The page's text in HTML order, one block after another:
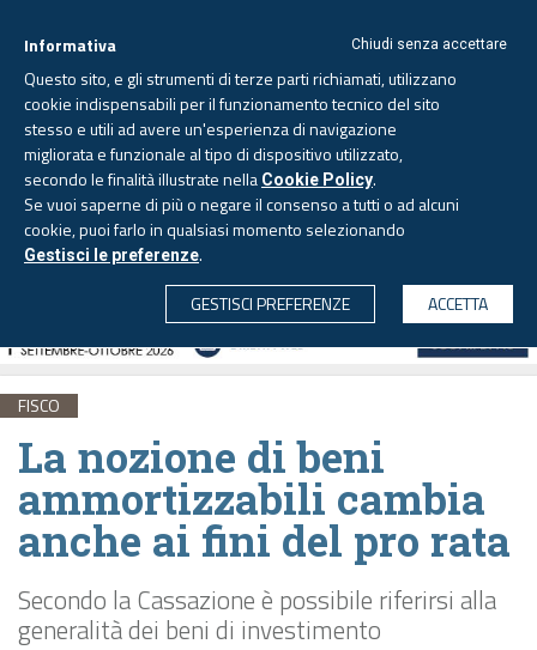
CERCA
Giovedì, 6 agosto 2026 - Aggiornato alle 6.00
FISCO
La nozione di beni
ammortizzabili cambia
anche ai fini del pro rata
Secondo la Cassazione è possibile riferirsi alla
generalità dei beni di investimento
Chiudi senza accettare
Informativa
Questo sito, e gli strumenti di terze parti richiamati, utilizzano
cookie indispensabili per il funzionamento tecnico del sito
stesso e utili ad avere un'esperienza di navigazione
migliorata e funzionale al tipo di dispositivo utilizzato,
secondo le finalità illustrate nella Cookie Policy.
Se vuoi saperne di più o negare il consenso a tutti o ad alcuni
cookie, puoi farlo in qualsiasi momento selezionando
Gestisci le preferenze.
GESTISCI PREFERENZE
ACCETTA